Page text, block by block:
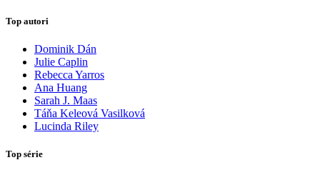
Top autori
Dominik Dán
Julie Caplin
Rebecca Yarros
Ana Huang
Sarah J. Maas
Táňa Keleová Vasilková
Lucinda Riley
Top série